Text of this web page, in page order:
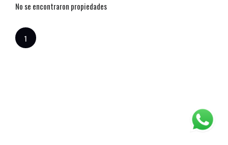
No se encontraron propiedades
1